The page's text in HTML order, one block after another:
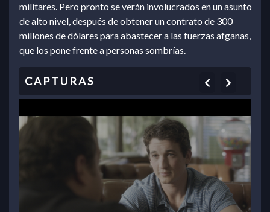
militares. Pero pronto se verán involucrados en un asunto
de alto nivel, después de obtener un contrato de 300
millones de dólares para abastecer a las fuerzas afganas,
que los pone frente a personas sombrías.
Previous